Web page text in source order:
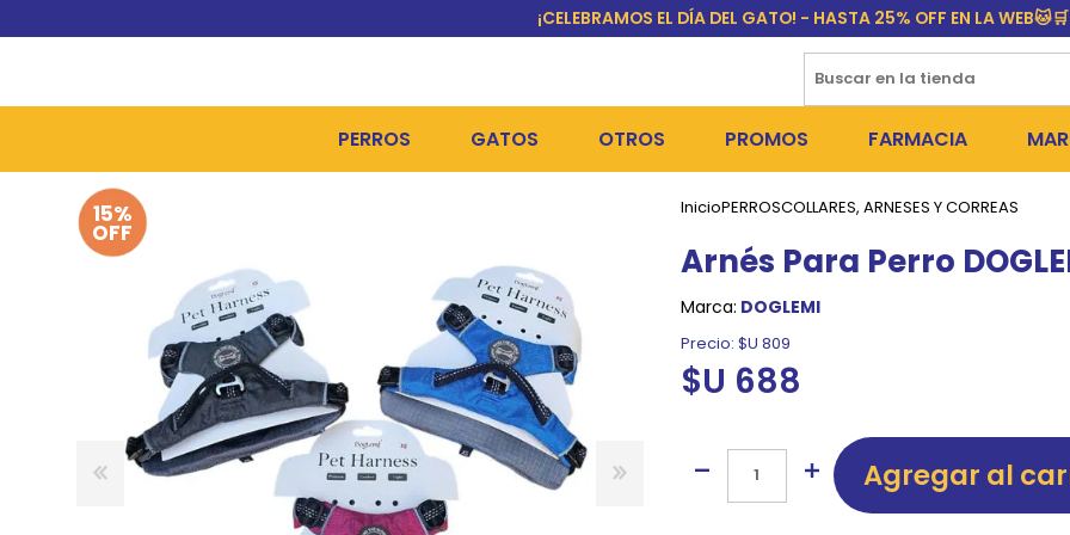
¡CELEBRAMOS EL DÍA DEL GATO! - HASTA 25% OFF EN LA WEB🐱🛒
PERROS
ALIMENTOS HÚMEDOS Y SNACKS
HIGIENE, PELUQUERÍA Y COSMÉTICA
CAMAS Y CASETAS
BOLSOS Y TRANSPORTADORAS
BOLSAS PARA MATERIA
COLLARES, ARNESES Y CORREAS
GATOS
ALIMENTOS HÚMEDOS Y SNACKS
ARENAS SANITARIAS
HIGIENE Y BAÑOS
COMEDEROS Y BEBEDEROS
JUGUETES Y RASCADORES
OTROS PROMOS
PERROS
OUTLET
FARMACIA
PULGUICIDAS Y
15%
OFF
InicioPERROSCOLLARES, ARNESES Y CORREAS
Arnés Para Perro
Marca: DOGLEMI
Precio: $U 809
$U 688
Agregar al